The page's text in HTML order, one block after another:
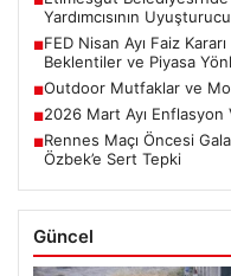
Yardımcısının
■FED Nisan Ayı Faiz
Beklentiler ve Piyasa
■Outdoor Mutfaklar ve
■2026 Mart Ayı
■Rennes Maçı Öncesi
Özbek’e Sert Tepki
Güncel